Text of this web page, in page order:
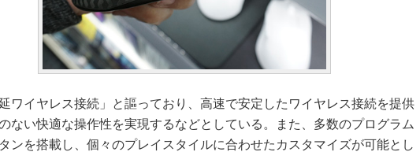
ワイヤレス接続」と謳っており、高速で安定したワイヤレス接続を提供
ない快適な操作性を実現するなどとしている。また、多数のプログラム
ンを搭載し、個々のプレイスタイルに合わせたカスタマイズが可能とし